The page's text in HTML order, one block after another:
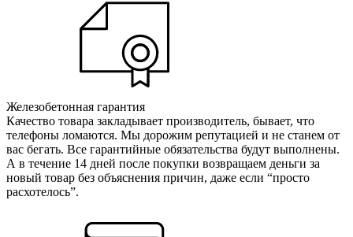
Железобетонная гарантия
Качество товара закладывает производитель, бывает, что
телефоны ломаются. Мы дорожим репутацией и не станем от
вас бегать. Все гарантийные обязательства будут выполнены.
А в течение 14 дней после покупки возвращаем деньги за
новый товар без объяснения причин, даже если “просто
расхотелось”.